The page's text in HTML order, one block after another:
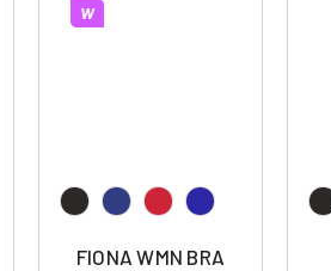
W
FIONA WMN BRA